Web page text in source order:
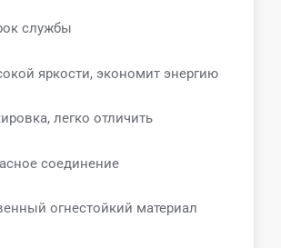
службы
яркости, экономит энергию
легко отличить
соединение
огнестойкий материал